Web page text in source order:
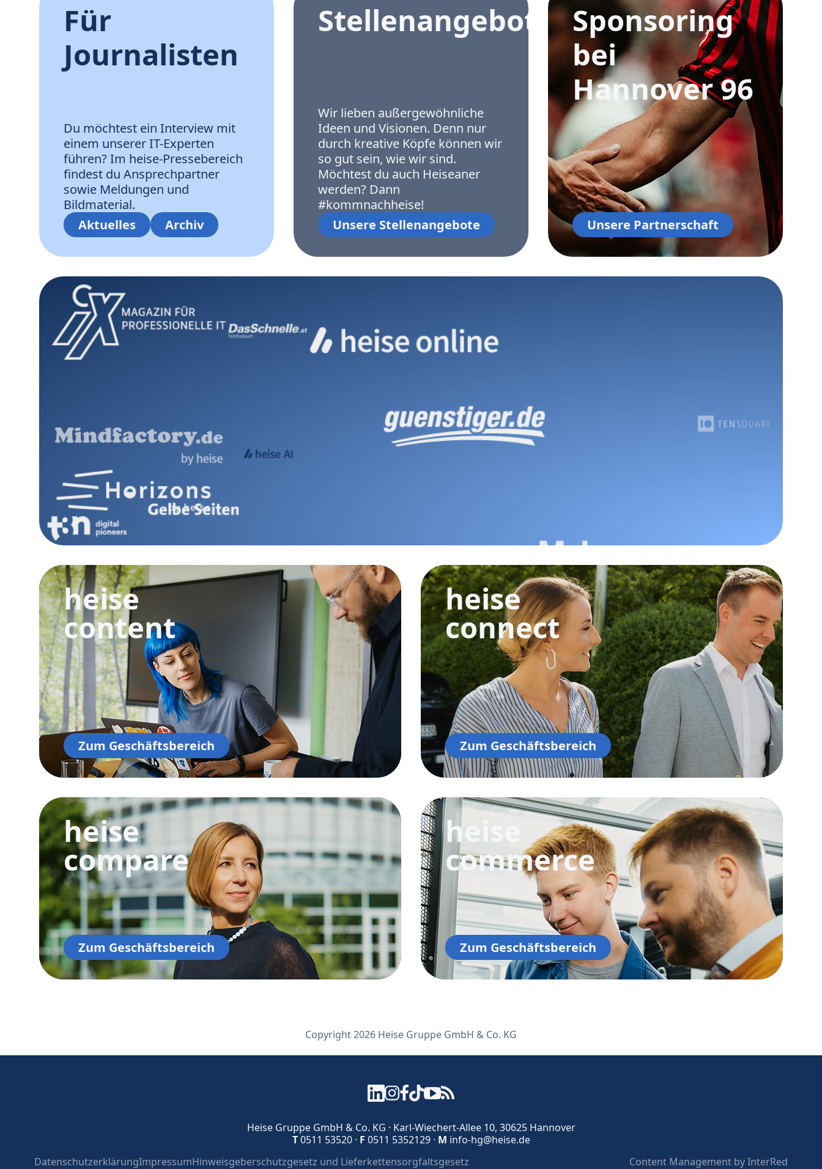
Für
Journalisten
Du möchtest ein Interview mit
einem unserer IT-Experten
führen? Im heise-Pressebereich
findest du Ansprechpartner
sowie Meldungen und
Bildmaterial.
Aktuelles
Archiv
Stellenangebote
Wir lieben außergewöhnliche
Ideen und Visionen. Denn nur
durch kreative Köpfe können wir
so gut sein, wie wir sind.
Möchtest du auch Heiseaner
werden? Dann
#kommnachheise!
Unsere Stellenangebote
Sponsoring
bei
Hannover 96
Unsere Partnerschaft
heise
content
Zum Geschäftsbereich
heise
connect
Zum Geschäftsbereich
heise
compare
Zum Geschäftsbereich
heise
commerce
Zum Geschäftsbereich
Copyright 2026 Heise Gruppe GmbH & Co. KG
Heise Gruppe GmbH & Co. KG · Karl-Wiechert-Allee 10, 30625 Hannover
T0511 53520 · F 0511 5352129 · M info-hg@heise.de
DatenschutzerklärungImpressumHinweisgeberschutzgesetz und Lieferkettensorgfaltsgesetz Content Management by InterRed